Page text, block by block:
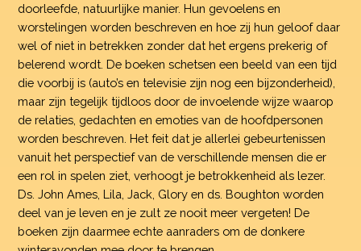
doorleefde, natuurlijke manier. Hun gevoelens en
worstelingen worden beschreven en hoe zij hun geloof daar
wel of niet in betrekken zonder dat het ergens prekerig of
belerend wordt. De boeken schetsen een beeld van een tijd
die voorbij is (auto’s en televisie zijn nog een bijzonderheid),
maar zijn tegelijk tijdloos door de invoelende wijze waarop
de relaties, gedachten en emoties van de hoofdpersonen
worden beschreven. Het feit dat je allerlei gebeurtenissen
vanuit het perspectief van de verschillende mensen die er
een rol in spelen ziet, verhoogt je betrokkenheid als lezer.
Ds. John Ames, Lila, Jack, Glory en ds. Boughton worden
deel van je leven en je zult ze nooit meer vergeten! De
boeken zijn daarmee echte aanraders om de donkere